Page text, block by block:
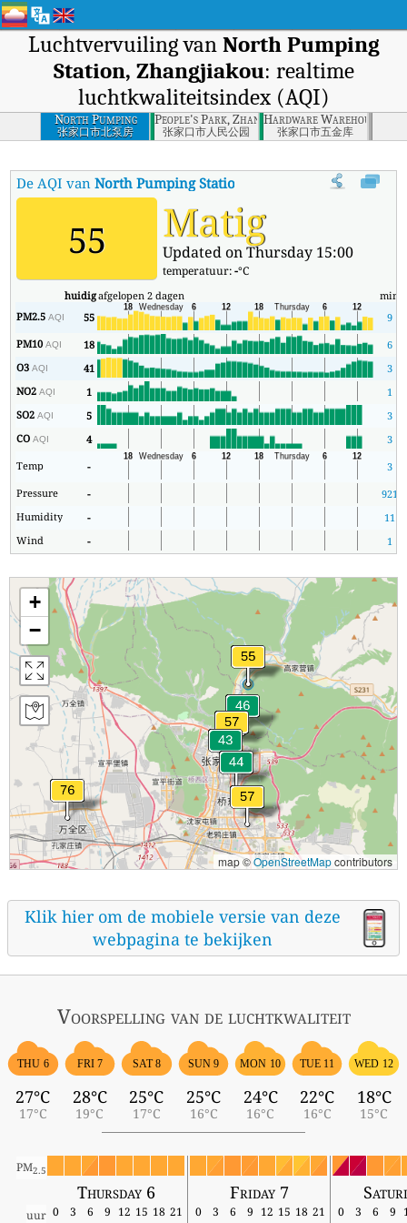
Luchtvervuiling van North Pumping
Station, Zhangjiakou: realtime
luchtkwaliteitsindex (AQI)
North Pumping
Station,
Zhangjiakou
张家口市北泵房
People's Park, Zhangjiakou
张家口市人民公园
Hardware Warehouse,
张家口市五金库
De AQI vanNorth Pumping Station, Zhangjiakou:De realtime
55 Matig
Updated on Thursday 15:00
temperatuur:-°C
huidigafgelopen 2 dagen min
PM2.5AQI 55
9
PM10AQI 18
6
O3AQI 41
3
NO2AQI 1
1
SO2AQI 5
3
COAQI 4
3
Temp
-
3
Pressure
- 921
Humidity
-
11
Wind
- 1
+
−
map ©OpenStreetMapcontributors
Klik hier om de mobiele versie van deze
webpagina te bekijken
Voorspelling van de luchtkwaliteit
THU 6
27°C
17°C
FRI 7
28°C
19°C
SAT 8
25°C
17°C
SUN 9
25°C
16°C
MON 10
24°C
16°C
TUE 11
22°C
16°C
WED 12
18°C
15°C
PM2.5
Thursday 6 Friday 7
uur 0 3 6 9 12 15 18 21 0 3 6 9 12 15 18 21 0 3 6 9